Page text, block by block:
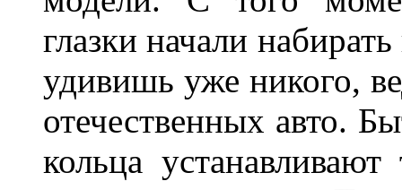
глазки начали
удивишь уже никого,
отечественных авто.
кольца